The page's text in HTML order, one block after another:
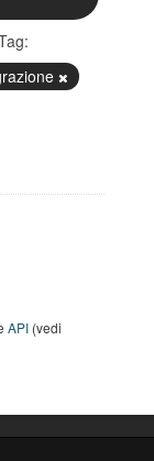
API (vedi